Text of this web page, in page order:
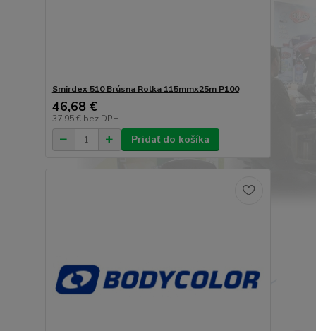
Smirdex 510 Brúsna Rolka 115mmx25m P100
46,68 €
37,95 € bez DPH
Pridať do košíka